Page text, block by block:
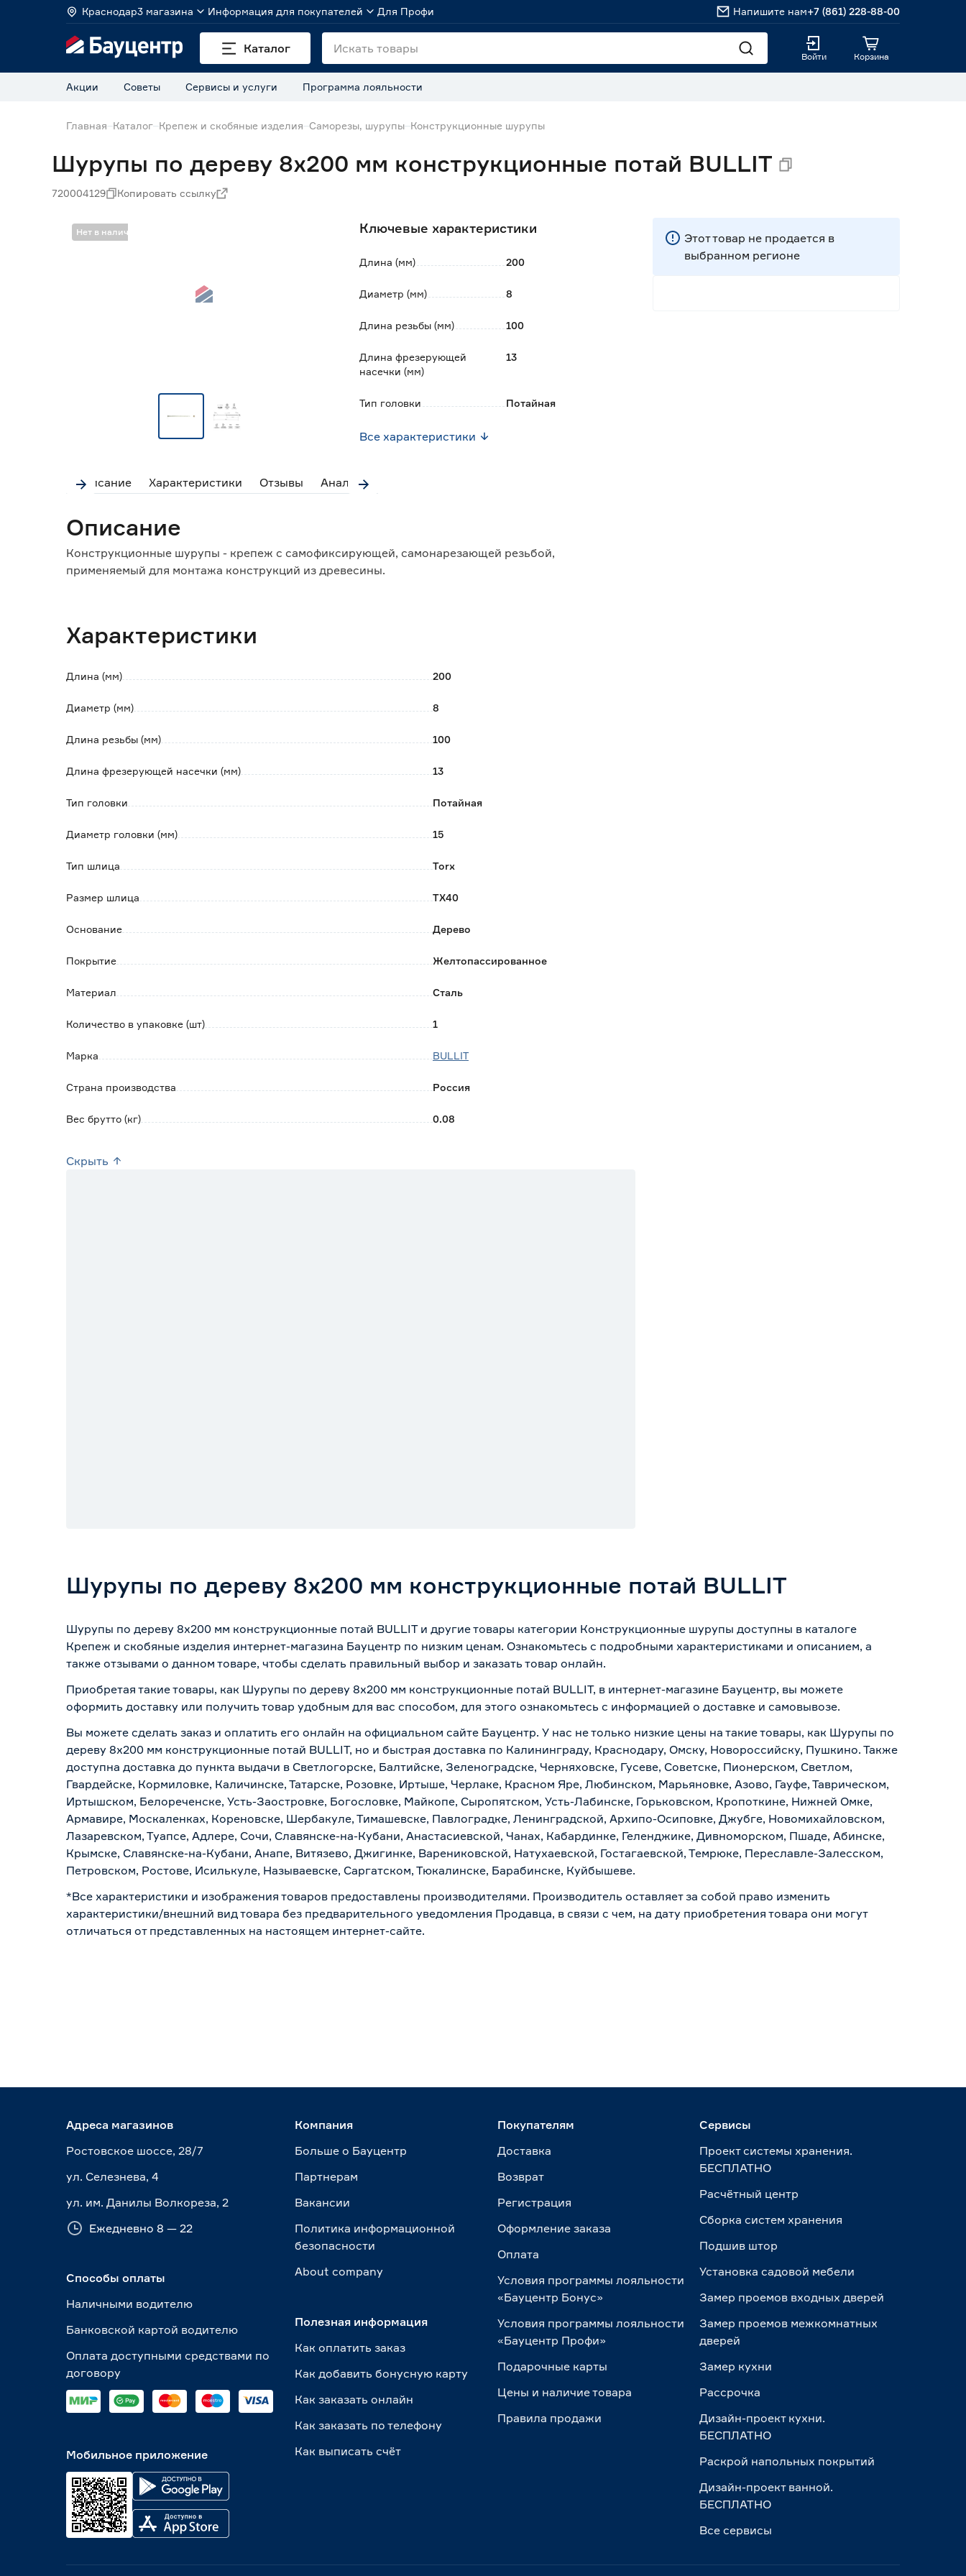
Краснодар3 магазина Информация для покупателей Для Профи Напишите нам+7 (861) 228-88-00
Каталог
Войти Корзина
Акции Советы Сервисы и услуги Программа лояльности
Главная Каталог Крепеж и скобяные изделия Саморезы, шурупы Конструкционные шурупы
Шурупы по дереву 8x200 мм конструкционные потай BULLIT
720004129 Копировать ссылку
Нет в наличии Ключевые характеристики
Длина (мм) 200
Диаметр (мм) 8
Длина резьбы (мм) 100
Длина фрезерующей
насечки (мм)
13
Тип головки Потайная
Все характеристики
Описание Характеристики Отзывы Аналоги
Описание
Конструкционные шурупы - крепеж с самофиксирующей, самонарезающей резьбой,
применяемый для монтажа конструкций из древесины.
Характеристики
Длина (мм) 200
Диаметр (мм) 8
Длина резьбы (мм) 100
Длина фрезерующей насечки (мм) 13
Тип головки Потайная
Диаметр головки (мм) 15
Тип шлица Torx
Размер шлица TX40
Основание Дерево
Покрытие Желтопассированное
Материал Сталь
Количество в упаковке (шт) 1
Марка BULLIT
Страна производства Россия
Вес брутто (кг) 0.08
Скрыть
Этот товар не продается в
выбранном регионе
Шурупы по дереву 8x200 мм конструкционные потай BULLIT
Шурупы по дереву 8x200 мм конструкционные потай BULLIT и другие товары категории Конструкционные шурупы доступны в каталоге
Крепеж и скобяные изделия интернет-магазина Бауцентр по низким ценам. Ознакомьтесь с подробными характеристиками и описанием, а
также отзывами о данном товаре, чтобы сделать правильный выбор и заказать товар онлайн.
Приобретая такие товары, как Шурупы по дереву 8x200 мм конструкционные потай BULLIT, в интернет-магазине Бауцентр, вы можете
оформить доставку или получить товар удобным для вас способом, для этого ознакомьтесь с информацией о доставке и самовывозе.
Вы можете сделать заказ и оплатить его онлайн на официальном сайте Бауцентр. У нас не только низкие цены на такие товары, как Шурупы по
дереву 8x200 мм конструкционные потай BULLIT, но и быстрая доставка по Калининграду, Краснодару, Омску, Новороссийску, Пушкино. Также
доступна доставка до пункта выдачи в Светлогорске, Балтийске, Зеленоградске, Черняховске, Гусеве, Советске, Пионерском, Светлом,
Гвардейске, Кормиловке, Каличинске, Татарске, Розовке, Иртыше, Черлаке, Красном Яре, Любинском, Марьяновке, Азово, Гауфе, Таврическом,
Иртышском, Белореченске, Усть-Заостровке, Богословке, Майкопе, Сыропятском, Усть-Лабинске, Горьковском, Кропоткине, Нижней Омке,
Армавире, Москаленках, Кореновске, Шербакуле, Тимашевске, Павлоградке, Ленинградской, Архипо-Осиповке, Джубге, Новомихайловском,
Лазаревском, Туапсе, Адлере, Сочи, Славянске-на-Кубани, Анастасиевской, Чанах, Кабардинке, Геленджике, Дивноморском, Пшаде, Абинске,
Крымске, Славянске-на-Кубани, Анапе, Витязево, Джигинке, Варениковской, Натухаевской, Гостагаевской, Темрюке, Переславле-Залесском,
Петровском, Ростове, Исилькуле, Называевске, Саргатском, Тюкалинске, Барабинске, Куйбышеве.
*Все характеристики и изображения товаров предоставлены производителями. Производитель оставляет за собой право изменить
характеристики/внешний вид товара без предварительного уведомления Продавца, в связи с чем, на дату приобретения товара они могут
отличаться от представленных на настоящем интернет-сайте.
Адреса магазинов
Ростовское шоссе, 28/7
ул. Селезнева, 4
ул. им. Данилы Волкореза, 2
Ежедневно 8 — 22
Способы оплаты
Наличными водителю
Банковской картой водителю
Оплата доступными средствами по
договору
Мобильное приложение
Компания
Больше о Бауцентр
Партнерам
Вакансии
Политика информационной
безопасности
About сompany
Полезная информация
Как оплатить заказ
Как добавить бонусную карту
Как заказать онлайн
Как заказать по телефону
Как выписать счёт
Покупателям
Доставка
Возврат
Регистрация
Оформление заказа
Оплата
Условия программы лояльности
«Бауцентр Бонус»
Условия программы лояльности
«Бауцентр Профи»
Подарочные карты
Цены и наличие товара
Правила продажи
Сервисы
Проект системы хранения.
БЕСПЛАТНО
Расчётный центр
Сборка систем хранения
Подшив штор
Установка садовой мебели
Замер проемов входных дверей
Замер проемов межкомнатных
дверей
Замер кухни
Рассрочка
Дизайн-проект кухни.
БЕСПЛАТНО
Раскрой напольных покрытий
Дизайн-проект ванной.
БЕСПЛАТНО
Все сервисы